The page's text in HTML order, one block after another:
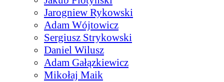
Jarogniew Rykowski
Adam Wójtowicz
Sergiusz Strykowski
Daniel Wilusz
Adam Gałązkiewicz
Mikołaj Maik